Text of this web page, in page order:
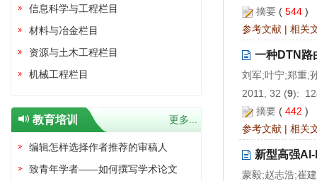
摘要 ( 544 )
参考文献 | 相关
一种DTN路
刘军;叶宁;郑重;
2011, 32 (9):
摘要 ( 442 )
参考文献 | 相关
新型高强
蒙毅;赵志浩;崔
信息科学与工程栏目
材料与冶金栏目
资源与土木工程栏目
机械工程栏目
教育培训 更多...
编辑怎样选择作者推荐的审稿人
致青年学者——如何撰写学术论文